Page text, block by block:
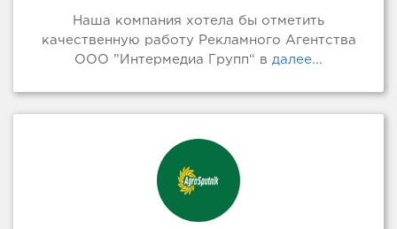
Наша компания хотела бы отметить
качественную работу Рекламного Агентства
ООО ”Интермедиа Групп“ в далее...